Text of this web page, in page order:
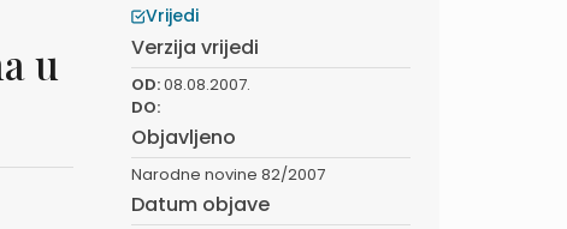
u
Vrijedi
Verzija vrijedi
OD:08.08.2007.
DO:
Objavljeno
Narodne novine 82/2007
Datum objave